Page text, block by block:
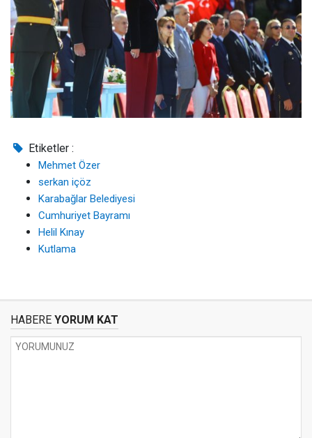
Etiketler :
Mehmet Özer
serkan içöz
Karabağlar Belediyesi
Cumhuriyet Bayramı
Helil Kınay
Kutlama
HABERE YORUM KAT